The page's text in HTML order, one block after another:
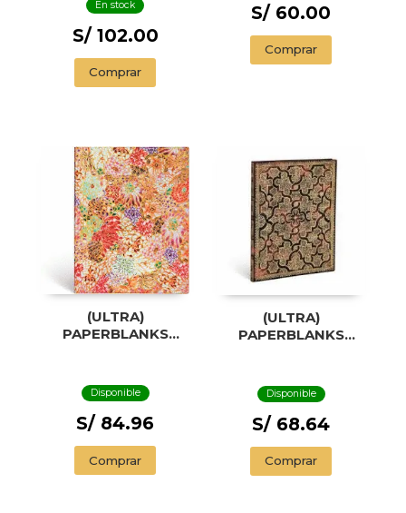
En stock
S/ 102.00
Comprar
S/ 60.00
Comprar
(ULTRA)
PAPERBLANKS
Disponible
S/ 84.96
Comprar
(ULTRA)
PAPERBLANKS
Disponible
S/ 68.64
Comprar